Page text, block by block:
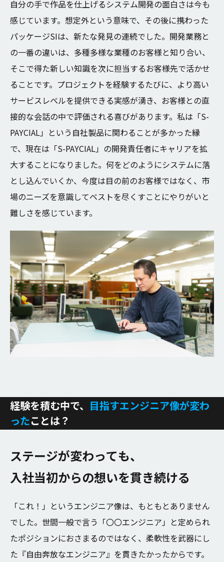
自分の手で作品を仕上げるシステム開発の面白さは今も
感じています。想定外という意味で、その後に携わった
パッケージSIは、新たな発見の連続でした。開発業務と
の一番の違いは、多種多様な業種のお客様と知り合い、
そこで得た新しい知識を次に担当するお客様先で活かせ
ることです。プロジェクトを経験するたびに、より高い
サービスレベルを提供できる実感が湧き、お客様との直
接的な会話の中で評価される喜びがあります。私は「S-
PAYCIAL」という自社製品に関わることが多かった縁
で、現在は「S-PAYCIAL」の開発責任者にキャリアを拡
大することになりました。何をどのようにシステムに落
とし込んでいくか、今度は目の前のお客様ではなく、市
場のニーズを意識してベストを尽くすことにやりがいと
難しさを感じています。
経験を積む中で、 目指すエンジニア像が変わ
ったことは？
ステージが変わっても、
入社当初からの想いを貫き続ける
「これ！」というエンジニア像は、もともとありません
でした。世間一般で言う「〇〇エンジニア」と定められ
たポジションにおさまるのではなく、柔軟性を武器にし
た『自由奔放なエンジニア』を貫きたかったからです。